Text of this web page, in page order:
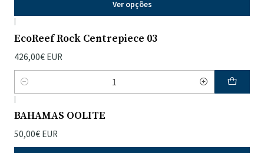
Ver opções
|
EcoReef Rock Centrepiece 03
426,00€ EUR
Quantidade
|
BAHAMAS OOLITE
50,00€ EUR